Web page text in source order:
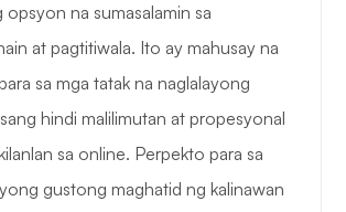
opsyon na sumasalamin sa
at pagtitiwala. Ito ay mahusay na
sa mga tatak na naglalayong
hindi malilimutan at propesyonal
sa online. Perpekto para sa
gustong maghatid ng kalinawan